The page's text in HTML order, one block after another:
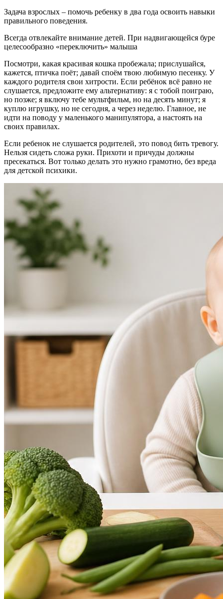
Задача взрослых – помочь ребенку в два года освоить навыки
правильного поведения.
Всегда отвлекайте внимание детей. При надвигающейся буре
целесообразно «переключить» малыша
Посмотри, какая красивая кошка пробежала; прислушайся,
кажется, птичка поёт; давай споём твою любимую песенку. У
каждого родителя свои хитрости. Если ребёнок всё равно не
слушается, предложите ему альтернативу: я с тобой поиграю,
но позже; я включу тебе мультфильм, но на десять минут; я
куплю игрушку, но не сегодня, а через неделю. Главное, не
идти на поводу у маленького манипулятора, а настоять на
своих правилах.
Если ребенок не слушается родителей, это повод бить тревогу.
Нельзя сидеть сложа руки. Прихоти и причуды должны
пресекаться. Вот только делать это нужно грамотно, без вреда
для детской психики.